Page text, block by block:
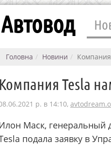
Автовод
Головна Новини
Компания Tesla
р. в 14:10,
Маск, генеральный
подала заявку в